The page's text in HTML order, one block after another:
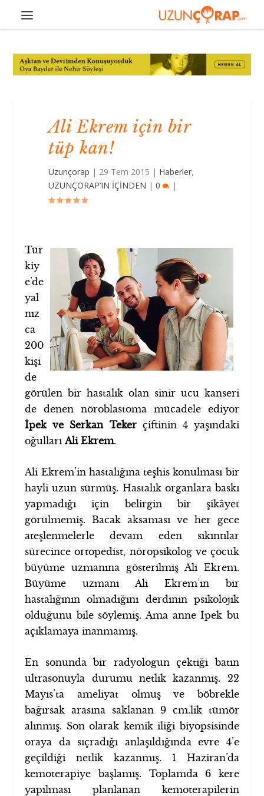
Ali Ekrem için bir
tüp kan!
Uzunçorap | 29 Tem 2015 | Haberler,
UZUNÇORAP’IN İÇİNDEN |0 |
Tür
kiy
e’de
yal
nız
ca
200
kişi
de
görülen bir hastalık olan sinir ucu kanseri
de denen nöroblastoma mücadele ediyor
İpek ve Serkan Teker çiftinin 4 yaşındaki
oğullarıAli Ekrem.
Ali Ekrem’in hastalığına teşhis konulması bir
hayli uzun sürmüş. Hastalık organlara baskı
yapmadığı için belirgin bir şikâyet
görülmemiş. Bacak aksaması ve her gece
ateşlenmelerle devam eden sıkıntılar
sürecince ortopedist, nöropsikolog ve çocuk
büyüme uzmanına gösterilmiş Ali Ekrem.
Büyüme uzmanı Ali Ekrem’in bir
hastalığının olmadığını derdinin psikolojik
olduğunu bile söylemiş. Ama anne İpek bu
açıklamaya inanmamış.
En sonunda bir radyologun çektiği batın
ultrasonuyla durumu netlik kazanmış. 22
Mayıs’ta ameliyat olmuş ve böbrekle
bağırsak arasına saklanan 9 cm.lik tümör
alınmış. Son olarak kemik iliği biyopsisinde
oraya da sıçradığı anlaşıldığında evre 4’e
geçildiği netlik kazanmış. 1 Haziran’da
kemoterapiye başlamış. Toplamda 6 kere
yapılması planlanan kemoterapilerin